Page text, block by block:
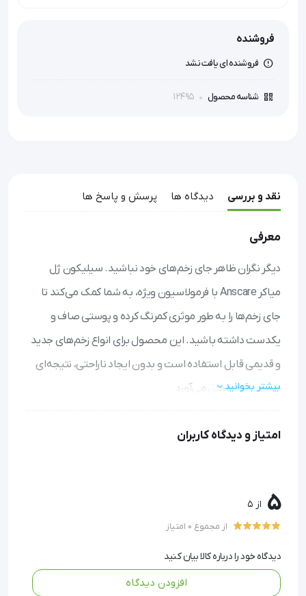
فروشنده
فروشنده ای یافت نشد
شناسه محصول 12495
نقد و بررسی دیدگاه ها پرسش و پاسخ ها
معرفی
دیگر نگران ظاهر جای زخم‌های خود نباشید. سیلیکون ژل
میاکر Anscare با فرمولاسیون ویژه، به شما کمک می‌کند تا
جای زخم‌ها را به طور موثری کمرنگ کرده و پوستی صاف و
یکدست داشته باشید. این محصول برای انواع زخم‌های جدید
و قدیمی قابل استفاده است و بدون ایجاد ناراحتی، نتیجه‌ای
طبیعی به ارمغان می‌آورد.
رنگدانه‌ها و نرم شدن بافت جای زخم کمک می‌کند و ظاهری
و سبک تشکیل می‌دهد که احساس نمی‌شود و حتی امکان
مناطق پرمو به راحتی قابل استفاده است و بدون اثرات جانبی
بیشتر بخوانید
امتیاز و دیدگاه کاربران
5 از 5
از مجموع 0 امتیاز
دیدگاه خود را درباره کالا بیان کنید
افزودن دیدگاه